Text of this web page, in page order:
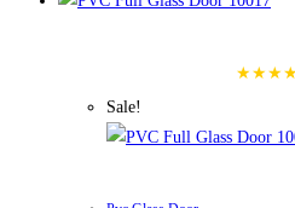
Sale!